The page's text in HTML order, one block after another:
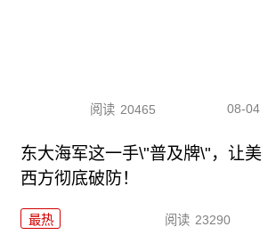
阅读 20465 08-04
东大海军这一手\"普及牌\"，让美
西方彻底破防！
最热 阅读 23290